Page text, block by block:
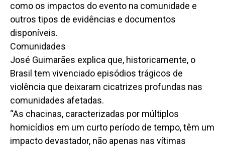
como os impactos do evento na comunidade e
outros tipos de evidências e documentos
disponíveis.
Comunidades
José Guimarães explica que, historicamente, o
Brasil tem vivenciado episódios trágicos de
violência que deixaram cicatrizes profundas nas
comunidades afetadas.
“As chacinas, caracterizadas por múltiplos
homicídios em um curto período de tempo, têm um
impacto devastador, não apenas nas vítimas